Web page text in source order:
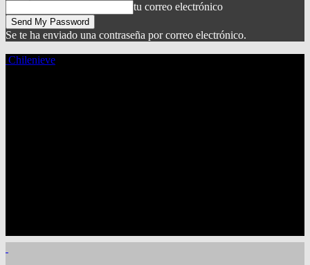
tu correo electrónico
Se te ha enviado una contraseña por correo electrónico.
Chilenieve